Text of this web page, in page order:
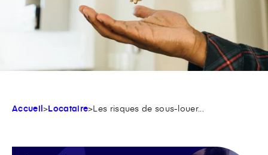
Accueil>Locataire>Les risques de sous-louer...